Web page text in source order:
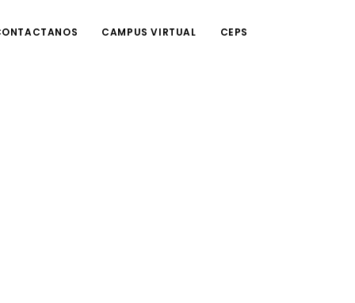
CAMPUS VIRTUAL CEPS